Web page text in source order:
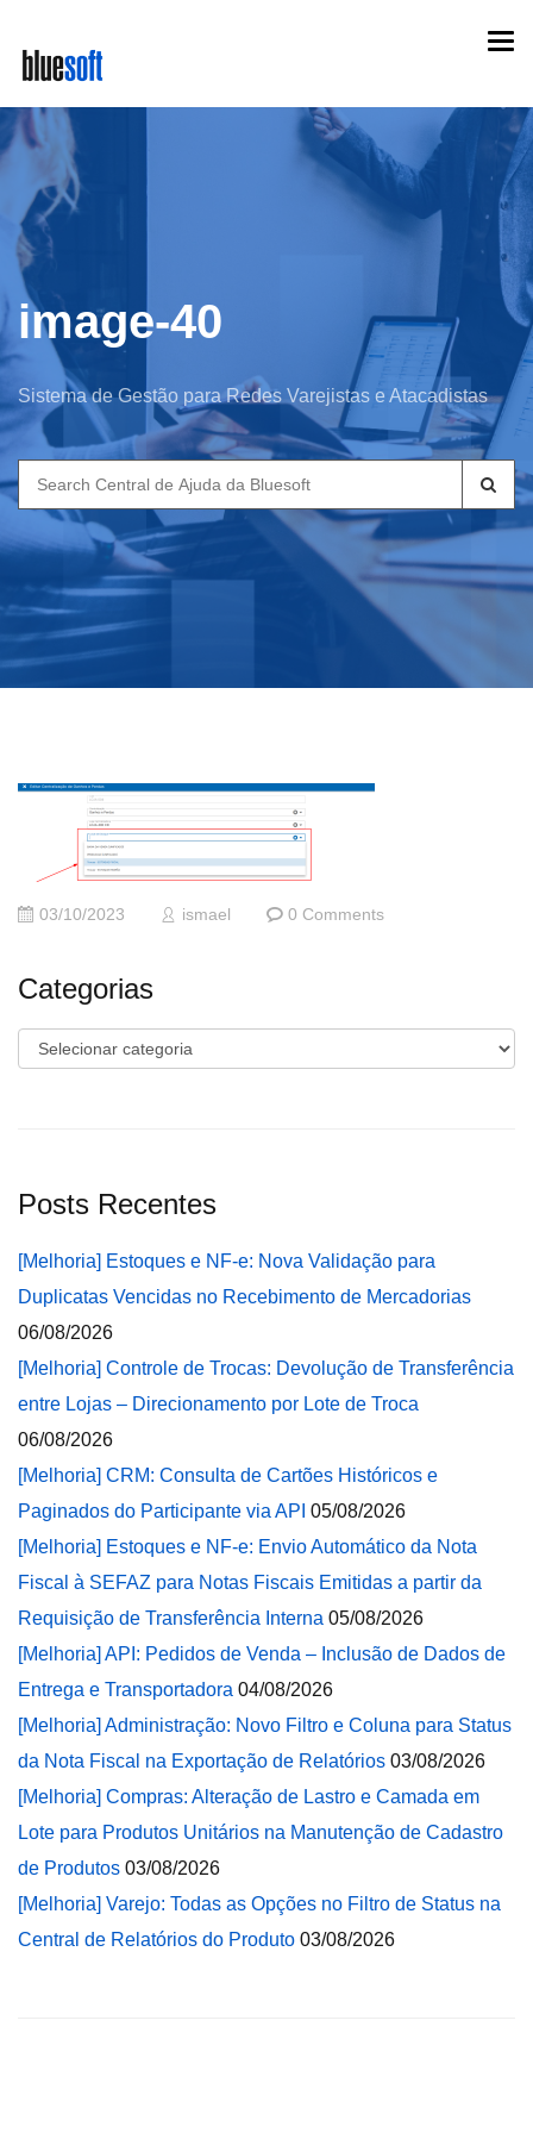
main
content
image-40
Sistema de Gestão para Redes Varejistas e Atacadistas
Search
for:
03/10/2023 ismael 0 Comments
Categorias
Categorias
Posts Recentes
[Melhoria] Estoques e NF-e: Nova Validação para
Duplicatas Vencidas no Recebimento de Mercadorias
06/08/2026
[Melhoria] Controle de Trocas: Devolução de Transferência
entre Lojas – Direcionamento por Lote de Troca
06/08/2026
[Melhoria] CRM: Consulta de Cartões Históricos e
Paginados do Participante via API 05/08/2026
[Melhoria] Estoques e NF-e: Envio Automático da Nota
Fiscal à SEFAZ para Notas Fiscais Emitidas a partir da
Requisição de Transferência Interna 05/08/2026
[Melhoria] API: Pedidos de Venda – Inclusão de Dados de
Entrega e Transportadora 04/08/2026
[Melhoria] Administração: Novo Filtro e Coluna para Status
da Nota Fiscal na Exportação de Relatórios 03/08/2026
[Melhoria] Compras: Alteração de Lastro e Camada em
Lote para Produtos Unitários na Manutenção de Cadastro
de Produtos 03/08/2026
[Melhoria] Varejo: Todas as Opções no Filtro de Status na
Central de Relatórios do Produto 03/08/2026